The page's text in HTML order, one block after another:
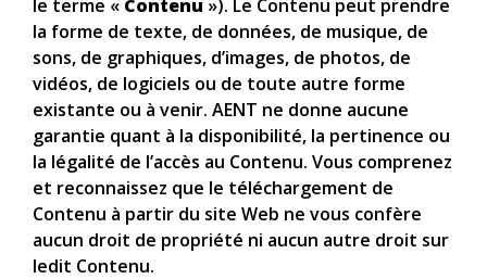
le terme « Contenu »). Le Contenu peut prendre
la forme de texte, de données, de musique, de
sons, de graphiques, d’images, de photos, de
vidéos, de logiciels ou de toute autre forme
existante ou à venir. AENT ne donne aucune
garantie quant à la disponibilité, la pertinence ou
la légalité de l’accès au Contenu. Vous comprenez
et reconnaissez que le téléchargement de
Contenu à partir du site Web ne vous confère
aucun droit de propriété ni aucun autre droit sur
ledit Contenu.